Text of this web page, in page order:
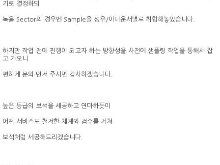
기로 결정하되
녹음 Sector의 경우엔 Sample을 성우/아나운서별로 취합해놓았습니다.
하지만 작업 전에 진행이 되고자 하는 방향성을 사전에 샘플링 작업을 통해서 잡
고 가오니
편하게 문의 먼저 주시면 감사하겠습니다.
높은 등급의 보석을 세공하고 연마하듯이
어떤 서비스도 철저한 체계와 검수를 거쳐
보석처럼 세공해드리겠습니다.